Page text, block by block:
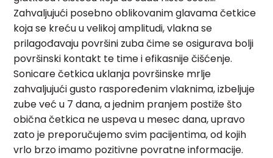
Zahvaljujući posebno oblikovanim glavama četkice
koja se kreću u velikoj amplitudi, vlakna se
prilagođavaju površini zuba čime se osigurava bolji
površinski kontakt te time i efikasnije čišćenje.
Sonicare četkica uklanja površinske mrlje
zahvaljujući gusto raspoređenim vlaknima, izbeljuje
zube već u 7 dana, a jednim pranjem postiže što
obična četkica ne uspeva u mesec dana, upravo
zato je preporučujemo svim pacijentima, od kojih
vrlo brzo imamo pozitivne povratne informacije.